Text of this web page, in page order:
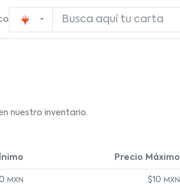
nuestro inventario.
Precio Máximo
MXN $10 MXN